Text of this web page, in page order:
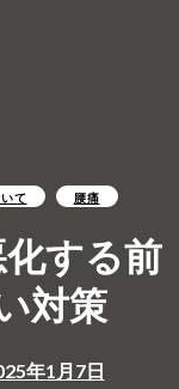
て 腰痛
する前
対策
年1月7日